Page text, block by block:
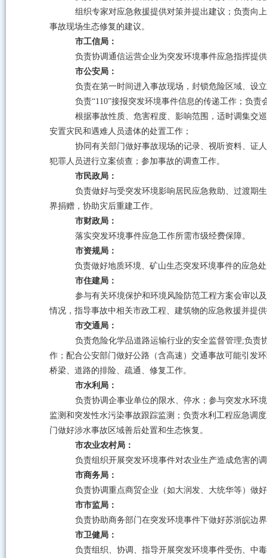
组织专家对应急救援提供对策并提出建议；负责向
事故现场生态修复的建议。
市工信局：
负责协调通信运营企业为突发环境事件应急指挥提
市公安局：
负责在第一时间进入事故现场，封锁危险区域、设
负责“110”接报突发环境事件信息的传递工作；负
根据事故性质、危害程度、影响范围，适时调集交
安置灾民和遇难人员遗体的处置工作；
协同有关部门做好事故现场的记录、视听资料、证
犯罪人员进行立案侦查；参加事故的调查工作。
市民政局：
负责做好与受突发环境影响居民应急救助、过渡期
界捐赠，协助灾后重建工作。
市财政局：
落实突发环境事件应急工作所需市级经费保障。
市资规局：
负责做好地质环境、矿山生态突发环境事件的应急
市住建局：
参与有关环境保护和环境风险防范工程方案会审以
情况，指导事故中相关市政工程、建筑物的应急救援并提
市交通局：
负责危险化学品道路运输行业的安全监督管理;负责
作；配合公安部门做好公路（含高速）交通事故可能引发
桥梁、道路的排险、疏通、修复工作。
市水利局：
负责协调企事业单位的限水、停水；参与突发水环
监测和突发性水污染事故跟踪监测；负责水利工程应急调
门做好涉水事故区域善后处置和生态恢复。
市农业农村局：
负责组织开展突发环境事件对农业生产造成危害的
市商务局：
负责协调重点商贸企业（如大润发、大统华等）做
市市监局：
负责协助商务部门在突发环境事件下做好苏浙皖边
市卫健局：
负责组织、协调、指导开展突发环境事件受伤、中